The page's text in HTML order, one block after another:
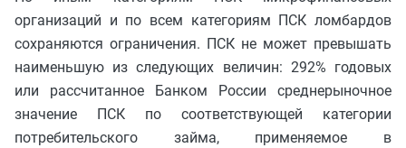
организаций и по всем категориям ПСК ломбардов
сохраняются ограничения. ПСК не может превышать
наименьшую из следующих величин: 292% годовых
или рассчитанное Банком России среднерыночное
значение ПСК по соответствующей категории
потребительского займа, применяемое в